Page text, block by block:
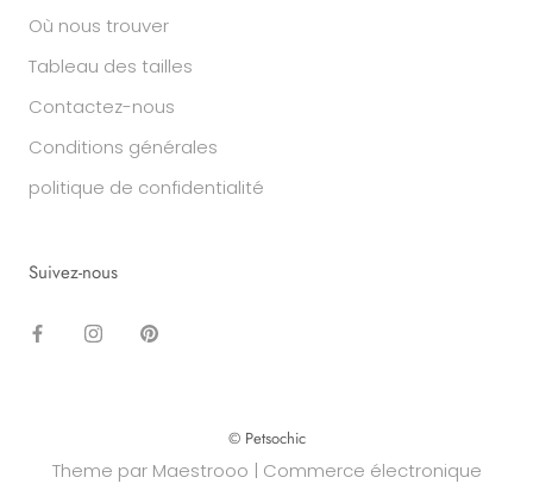
Où nous trouver
Tableau des tailles
Contactez-nous
Conditions générales
politique de confidentialité
Suivez-nous
© Petsochic
Theme par Maestrooo | Commerce électronique